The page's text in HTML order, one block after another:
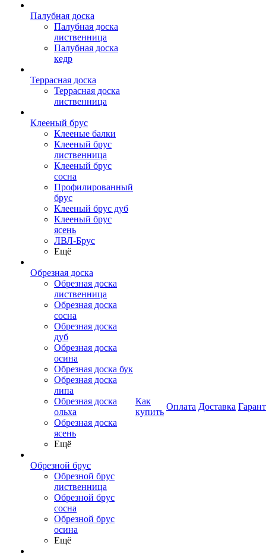
Палубная доска
Палубная доска
лиственница
Палубная доска
кедр
Террасная доска
Террасная доска
лиственница
Клееный брус
Клееные балки
Клееный брус
лиственница
Клееный брус
сосна
Профилированный
брус
Клееный брус дуб
Клееный брус
ясень
ЛВЛ-Брус
Ещё
Обрезная доска
Обрезная доска
лиственница
Обрезная доска
сосна
Обрезная доска
дуб
Обрезная доска
осина
Обрезная доска бук
Обрезная доска
липа
Обрезная доска
ольха
Обрезная доска
ясень
Ещё
Обрезной брус
Обрезной брус
лиственница
Обрезной брус
сосна
Обрезной брус
осина
Ещё
Как
купить
Оплата Доставка